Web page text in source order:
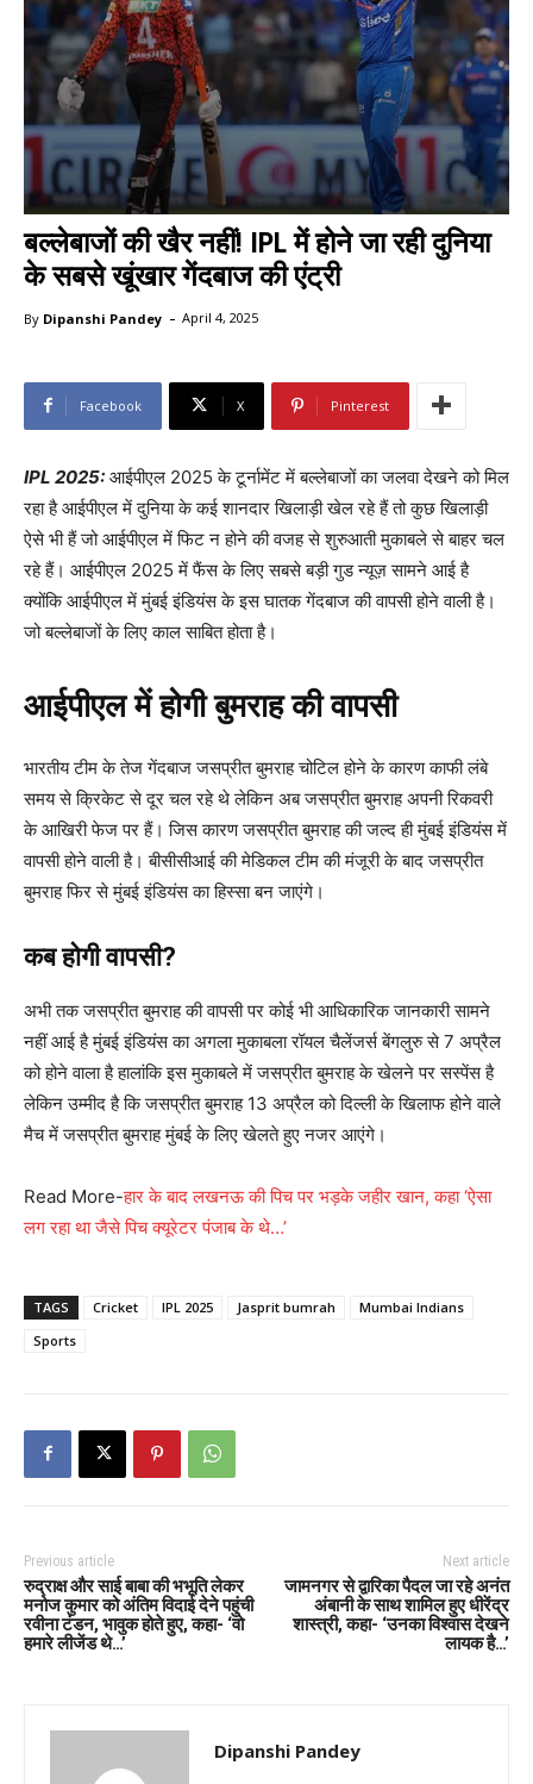
बल्लेबाजों की खैर नहीं! IPL में होने जा रही दुनिया
के सबसे खूंखार गेंदबाज की एंट्री
By Dipanshi Pandey - April 4, 2025
Facebook X Pinterest
IPL 2025: आईपीएल 2025 के टूर्नामेंट में बल्लेबाजों का जलवा देखने को मिल
रहा है आईपीएल में दुनिया के कई शानदार खिलाड़ी खेल रहे हैं तो कुछ खिलाड़ी
ऐसे भी हैं जो आईपीएल में फिट न होने की वजह से शुरुआती मुकाबले से बाहर चल
रहे हैं। आईपीएल 2025 में फैंस के लिए सबसे बड़ी गुड न्यूज़ सामने आई है
क्योंकि आईपीएल में मुंबई इंडियंस के इस घातक गेंदबाज की वापसी होने वाली है।
जो बल्लेबाजों के लिए काल साबित होता है।
आईपीएल में होगी बुमराह की वापसी
भारतीय टीम के तेज गेंदबाज जसप्रीत बुमराह चोटिल होने के कारण काफी लंबे
समय से क्रिकेट से दूर चल रहे थे लेकिन अब जसप्रीत बुमराह अपनी रिकवरी
के आखिरी फेज पर हैं। जिस कारण जसप्रीत बुमराह की जल्द ही मुंबई इंडियंस में
वापसी होने वाली है। बीसीसीआई की मेडिकल टीम की मंजूरी के बाद जसप्रीत
बुमराह फिर से मुंबई इंडियंस का हिस्सा बन जाएंगे।
कब होगी वापसी?
अभी तक जसप्रीत बुमराह की वापसी पर कोई भी आधिकारिक जानकारी सामने
नहीं आई है मुंबई इंडियंस का अगला मुकाबला रॉयल चैलेंजर्स बेंगलुरु से 7 अप्रैल
को होने वाला है हालांकि इस मुकाबले में जसप्रीत बुमराह के खेलने पर सस्पेंस है
लेकिन उम्मीद है कि जसप्रीत बुमराह 13 अप्रैल को दिल्ली के खिलाफ होने वाले
मैच में जसप्रीत बुमराह मुंबई के लिए खेलते हुए नजर आएंगे।
Read More-हार के बाद लखनऊ की पिच पर भड़के जहीर खान, कहा ‘ऐसा
लग रहा था जैसे पिच क्यूरेटर पंजाब के थे…’
TAGS Cricket IPL 2025 Jasprit bumrah
Mumbai Indians
Sports
Previous article
रुद्राक्ष और साई बाबा की भभूति लेकर
मनोज कुमार को अंतिम विदाई देने पहुंची
रवीना टंडन, भावुक होते हुए, कहा- ‘वो
हमारे लीजेंड थे…’
Next article
जामनगर से द्वारिका पैदल जा रहे अनंत
अंबानी के साथ शामिल हुए धीरेंद्र
शास्त्री, कहा- ‘उनका विश्वास देखने
लायक है…’
Dipanshi Pandey